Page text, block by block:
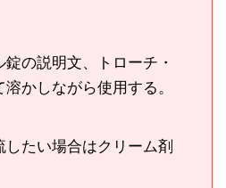
の説明文、トローチ・
溶かしながら使用する。
たい場合はクリーム剤